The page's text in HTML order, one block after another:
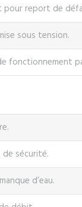
pour report de
sous tension.
fonctionnement
sécurité.
d’eau.